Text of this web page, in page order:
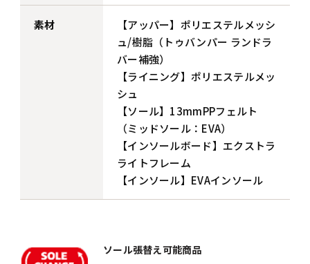
素材
【アッパー】ポリエステルメッシ
ュ/樹脂（トゥバンパー ランドラ
バー補強）
【ライニング】ポリエステルメッ
シュ
【ソール】13mmPPフェルト
（ミッドソール：EVA）
【インソールボード】エクストラ
ライトフレーム
【インソール】EVAインソール
ソール張替え可能商品